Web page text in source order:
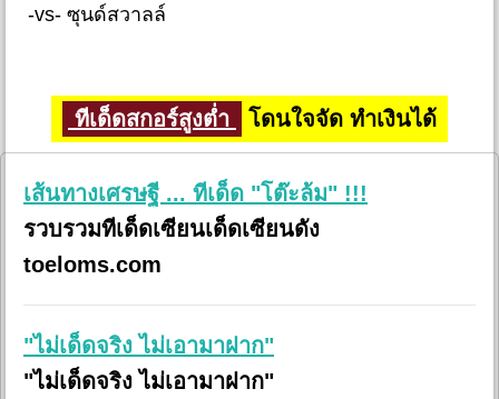
-vs- ซุนด์สวาลล์
ทีเด็ดสกอร์สูงต่ำ โดนใจจัด ทำเงินได้
เส้นทางเศรษฐี ... ทีเด็ด "โต๊ะล้ม" !!!
รวบรวมทีเด็ดเซียนเด็ดเซียนดัง
toeloms.com
"ไม่เด็ดจริง ไม่เอามาฝาก"
"ไม่เด็ดจริง ไม่เอามาฝาก"